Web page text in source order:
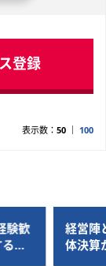
登録
表示数： 50 100
験歓
コ
経営陣
体決算